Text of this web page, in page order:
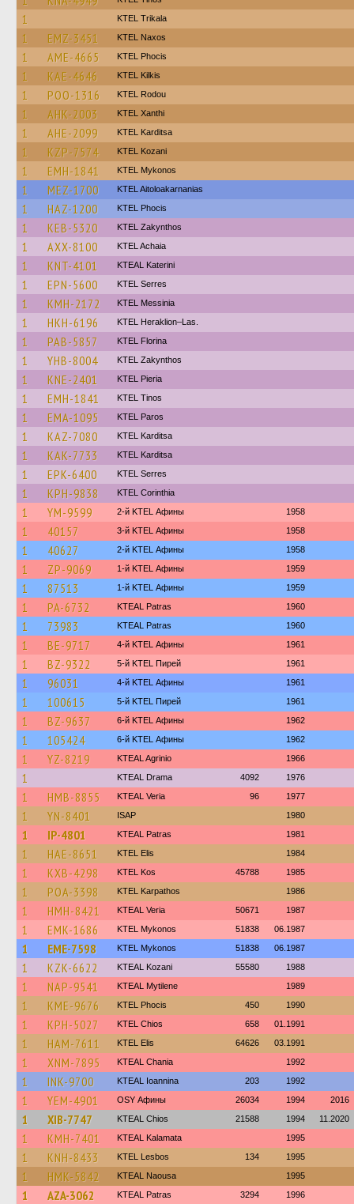
1 ΚΤΕL Τrikala
1 EMZ-3451 KTEL Naxos
1 AME-4665 ΚΤΕL Phocis
1 KAE-4646 KTEL Kilkis
1 POO-1316 ΚΤΕL Rodou
1 AHK-2003 KTEL Xanthi
1 AHE-2099 ΚΤΕL Karditsa
1 KZP-7574 ΚΤΕL Kozani
1 EMH-1841 KTEL Mykonos
1 MEZ-1700 KTEL Aitoloakarnanias
1 HAZ-1200 ΚΤΕL Phocis
1 KEB-5320 KTEL Zakynthos
1 AXX-8100 KTEL Achaia
1 KNT-4101 KTEAL Katerini
1 EPN-5600 KTEL Serres
1 KMH-2172 KTEL Messinia
1 HKH-6196 KTEL Heraklion–Las.
1 PAB-5857 KTEL Florina
1 YHB-8004 KTEL Zakynthos
1 KNE-2401 KTEL Pieria
1 EMH-1841 KTEL Tinos
1 EMA-1095 KTEL Paros
1 KAZ-7080 ΚΤΕL Karditsa
1 KAK-7733 ΚΤΕL Karditsa
1 EPK-6400 KTEL Serres
1 KPH-9838 KTEL Corinthia
1 YM-9599 2-й KTEL Афины 1958
1 40157 3-й KTEL Афины 1958
1 40627 2-й KTEL Афины 1958
1 ZP-9069 1-й KTEL Афины 1959
1 87513 1-й KTEL Афины 1959
1 PA-6732 KTEAL Patras 1960
1 73983 KTEAL Patras 1960
1 BE-9717 4-й KTEL Афины 1961
1 BZ-9322 5-й KTEL Пирей 1961
1 96031 4-й KTEL Афины 1961
1 100615 5-й KTEL Пирей 1961
1 BZ-9637 6-й KTEL Афины 1962
1 105424 6-й KTEL Афины 1962
1 YZ-8219 KTEAL Agrinio 1966
1 KTEAL Drama 4092 1976
1 HMB-8855 KTEAL Veria 96 1977
1 YN-8401 ISAP 1980
1 IP-4801 KTEAL Patras 1981
1 HAE-8651 KTEL Elis 1984
1 KXB-4298 KTEL Kos 45788 1985
1 POA-3398 ΚΤΕL Karpathos 1986
1 HMH-8421 KTEAL Veria 50671 1987
1 EMK-1686 KTEL Mykonos 51838 06.1987
1 EME-7598 KTEL Mykonos 51838 06.1987
1 KZK-6622 KTEAL Kozani 55580 1988
1 NAP-9541 KTEAL Mytilene 1989
1 KME-9676 ΚΤΕL Phocis 450 1990
1 KPH-5027 KTEL Chios 658 01.1991
1 HAM-7611 KTEL Elis 64626 03.1991
1 XNM-7895 KTEAL Chania 1992
1 INK-9700 KTEAL Ioannina 203 1992
1 YEM-4901 OSY Афины 26034 1994 2016
1 XIB-7747 KTEAL Chios 21588 1994 11.2020
1 KMH-7401 KTEAL Kalamata 1995
1 KNH-8433 KTEL Lesbos 134 1995
1 HMK-5842 KTEAL Naousa 1995
1 AZA-3062 KTEAL Patras 3294 1996